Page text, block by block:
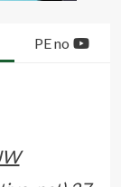
PE no